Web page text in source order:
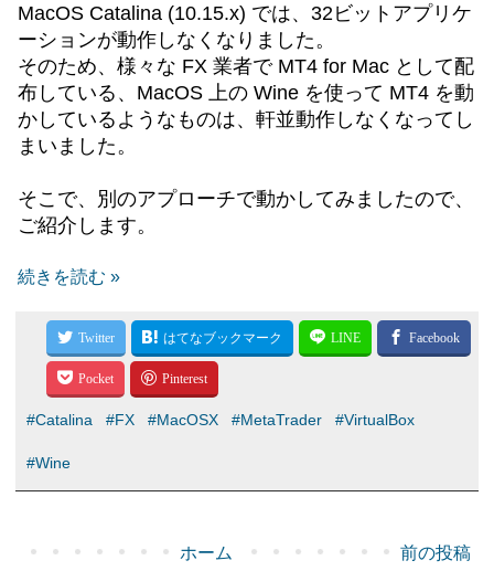
MacOS Catalina (10.15.x) では、32ビットアプリケ
ーションが動作しなくなりました。
そのため、様々な FX 業者で MT4 for Mac として配
布している、MacOS 上の Wine を使って MT4 を動
かしているようなものは、軒並動作しなくなってし
まいました。
そこで、別のアプローチで動かしてみましたので、
ご紹介します。
続きを読む »
#Catalina #FX #MacOSX #MetaTrader #VirtualBox
#Wine
前の投稿
ホーム